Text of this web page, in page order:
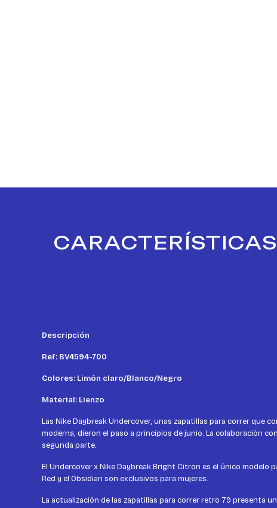
Descripción
Ref: BV4594-700
Colores: Limón claro/Blanco/Negro
Material: Lienzo
Las Nike Daybreak Undercover, unas zapatillas para correr que
moderna, dieron el paso a principios de junio. La colaboración
segunda parte.
El Undercover x Nike Daybreak Bright Citron es el único modelo
Red y el Obsidian son exclusivos para mujeres.
La actualización de las zapatillas para correr retro 79 presenta